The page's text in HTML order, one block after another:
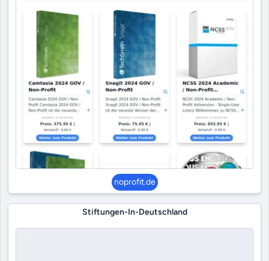
noprofit.de
Stiftungen-In-Deutschland